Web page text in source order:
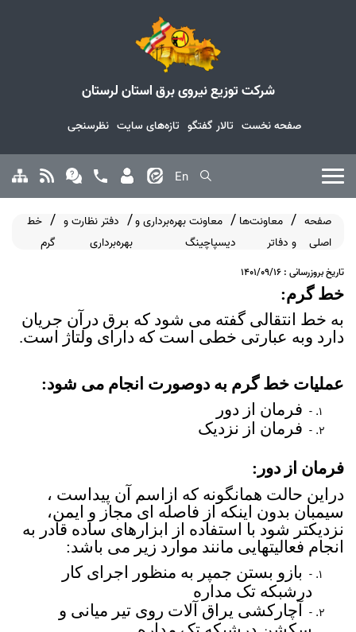
صفحه نخست تالار گفتگو تازه‌های سایت نظرسنجی
شرکت توزیع نیروی برق استان لرستان
En
صفحه
اصلی
معاونت‌ها
و دفاتر
معاونت بهره‌برداری و
دیسپاچینگ
دفتر نظارت و
بهره‌برداری
خط
گرم
تاریخ بروزرسانی : 1401/09/16
خط گرم:
به خط انتقالی گفته می شود که برق درآن جریان
دارد وبه عبارتی خطی است که دارای ولتاژ است.
عملیات خط گرم به دوصورت انجام می شود:
- فرمان از دور
- فرمان از نزدیک
فرمان از دور:
دراین حالت همانگونه که ازاسم آن پیداست ،
سیمبان بدون اینکه از فاصله ای مجاز و ایمن،
نزدیکتر شود با استفاده از ابزارهای ساده قادر به
انجام فعالیتهایی مانند موارد زیر می باشد:
- بازو بستن جمپر به منظور اجرای کار
درشبکه تک مداره
-
آچارکشی یراق آلات روی تیر میانی و